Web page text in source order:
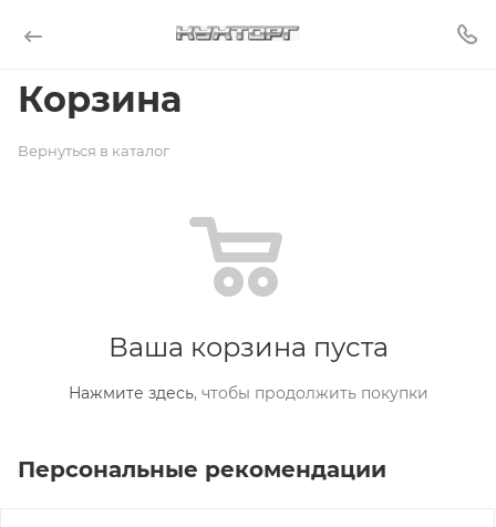
Корзина
Вернуться в каталог
Ваша корзина пуста
Нажмите здесь, чтобы продолжить покупки
Персональные рекомендации